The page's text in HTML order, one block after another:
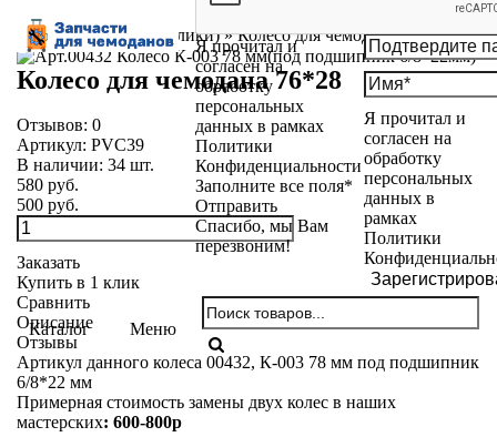
Я прочитал и
согласен на
обработку
персональных
данных в рамках
Политики
Конфиденциальности
Заполните все поля*
Отправить
Спасибо, мы Вам
перезвоним!
Я прочитал и
согласен на
обработку
персональных
данных в
рамках
Политики
Каталог Меню
Каталог»Колеса (Ролики)»Колесо для чемодана 76*28
Колесо для чемодана 76*28
Отзывов: 0
Артикул: PVC39
В наличии: 34 шт.
580 руб.
500 руб.
Заказать
Купить в 1 клик
Сравнить
Описание
Отзывы
Артикул данного колеса 00432, К-003 78 мм под подшипник
6/8*22 мм
Примерная стоимость замены двух колес в наших
мастерских: 600-800р